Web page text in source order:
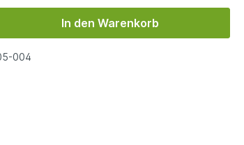
In den Warenkorb
004